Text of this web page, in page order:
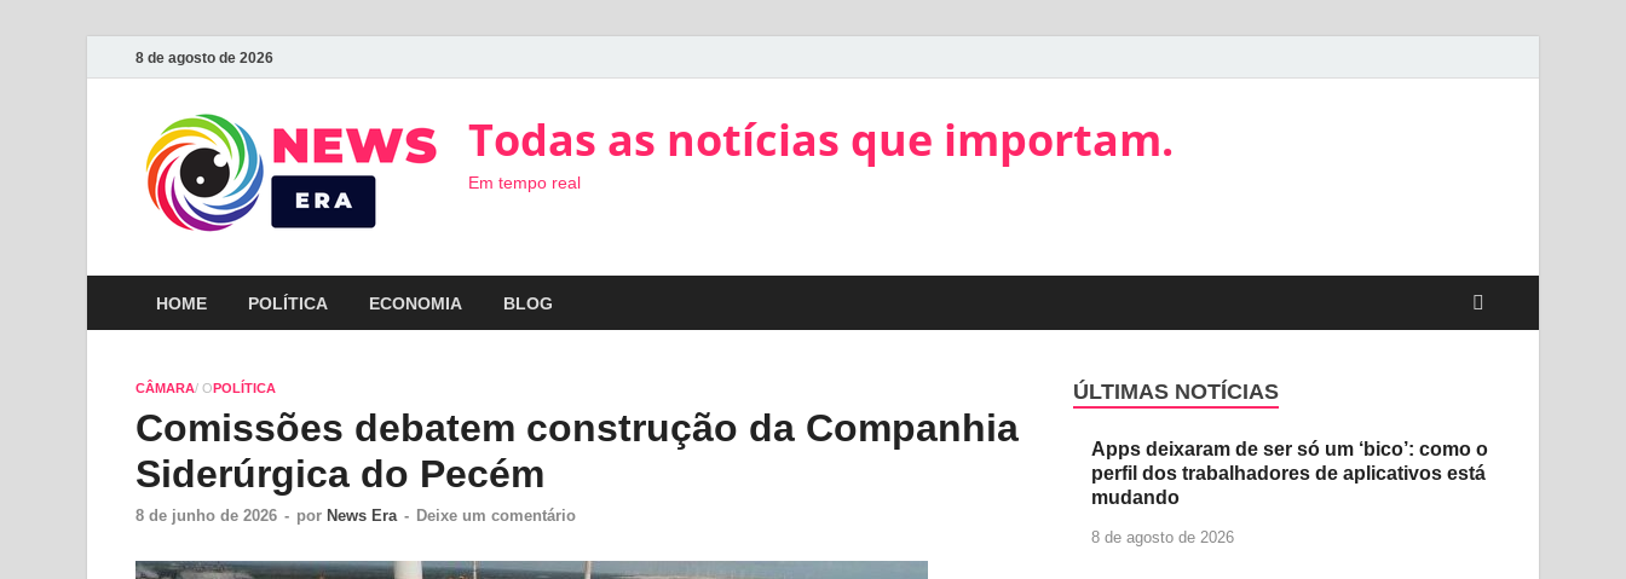
8 de agosto de 2026
Todas as notícias que importam.
Em tempo real
HOME POLÍTICA ECONOMIA BLOG
CÂMARA/ OPOLÍTICA
Comissões debatem construção da Companhia
Siderúrgica do Pecém
8 de junho de 2026 - por News Era - Deixe um comentário
ÚLTIMAS NOTÍCIAS
Apps deixaram de ser só um ‘bico’: como o
perfil dos trabalhadores de aplicativos está
mudando
8 de agosto de 2026